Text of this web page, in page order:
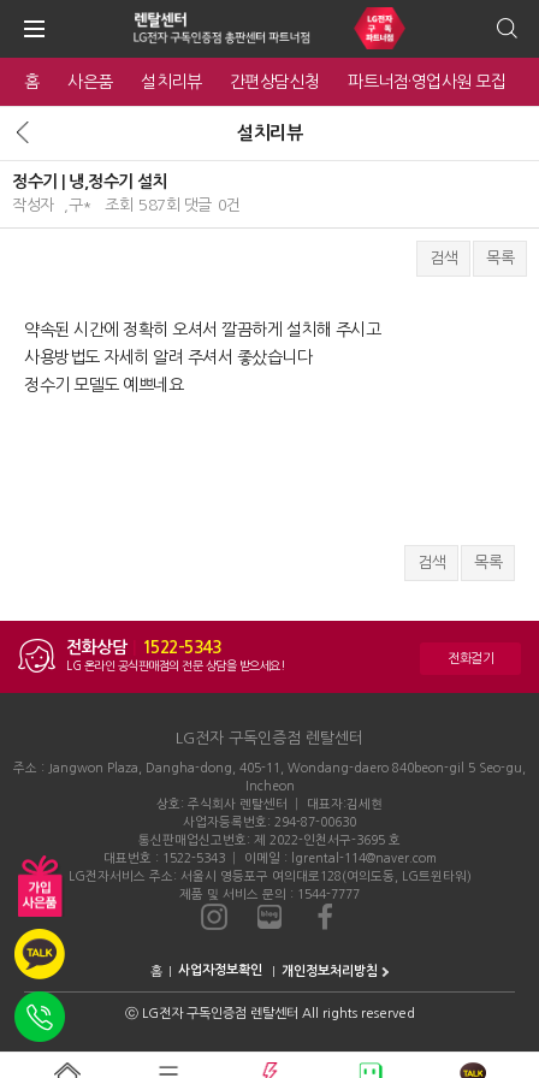
홈 사은품 설치리뷰 간편상담신청 파트너점·영업사원 모집
설치리뷰
정수기 | 냉,정수기 설치
작성자 ,구* 조회 587회 댓글 0건
검색 목록
약속된 시간에 정확히 오셔서 깔끔하게 설치해 주시고
사용방법도 자세히 알려 주셔서 좋샀습니다
정수기 모델도 예쁘네요
검색 목록
전화상담 1522-5343
LG 온라인 공식판매점의 전문 상담을 받으세요! 전화걸기
LG전자 구독인증점 렌탈센터
주소 : Jangwon Plaza, Dangha-dong, 405-11, Wondang-daero 840beon-gil 5 Seo-gu,
Incheon
상호: 주식회사 렌탈센터 │ 대표자:김세현
사업자등록번호: 294-87-00630
통신판매업신고번호: 제 2022-인천서구-3695 호
대표번호 : 1522-5343 │ 이메일 : lgrental-114@naver.com
LG전자서비스 주소: 서울시 영등포구 여의대로128(여의도동, LG트윈타워)
제품 및 서비스 문의 : 1544-7777
홈 개인정보처리방침
ⓒLG전자 구독인증점 렌탈센터 All rights reserved